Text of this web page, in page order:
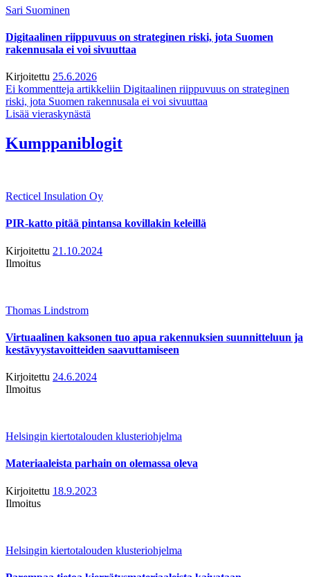
Sari Suominen
Digitaalinen riippuvuus on strateginen riski, jota Suomen
rakennusala ei voi sivuuttaa
Kirjoitettu 25.6.2026
Ei kommentteja artikkeliin Digitaalinen riippuvuus on strateginen
riski, jota Suomen rakennusala ei voi sivuuttaa
Lisää vieraskynästä
Kumppaniblogit
Recticel Insulation Oy
PIR-katto pitää pintansa kovillakin keleillä
Kirjoitettu 21.10.2024
Ilmoitus
Thomas Lindstrom
Virtuaalinen kaksonen tuo apua rakennuksien suunnitteluun ja
kestävyystavoitteiden saavuttamiseen
Kirjoitettu 24.6.2024
Ilmoitus
Helsingin kiertotalouden klusteriohjelma
Materiaaleista parhain on olemassa oleva
Kirjoitettu 18.9.2023
Ilmoitus
Helsingin kiertotalouden klusteriohjelma